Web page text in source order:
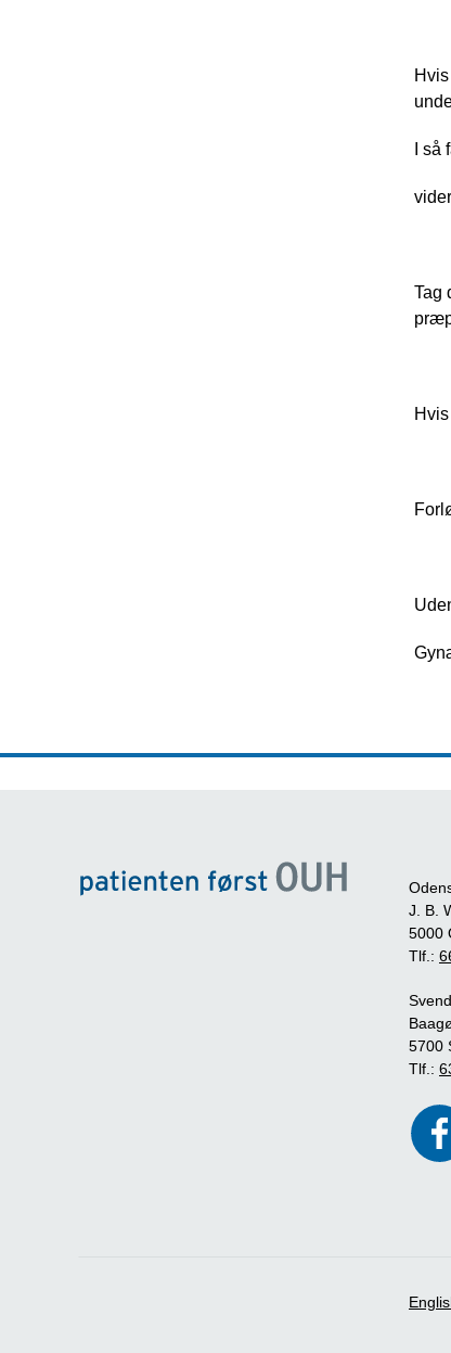
I
Tag
J. B.
5000
Tlf.:
5700
Tlf.: